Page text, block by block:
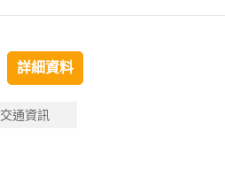
詳細資料
交通資訊